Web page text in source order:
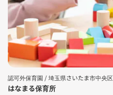
認可外保育園 /埼玉県さいたま市中央区
はなまる保育所